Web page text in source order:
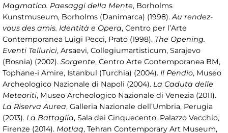
Magmatico. Paesaggi della Mente, Borholms
Kunstmuseum, Borholms (Danimarca) (1998).Au rendez-
vous des amis. Identità e Opera, Centro per l’Arte
Contemporanea Luigi Pecci, Prato (1998). The Opening.
Eventi Tellurici, Arsaevi, Collegiumartisticum, Sarajevo
(Bosnia) (2002). Sorgente, Centro Arte Contemporanea BM,
Tophane-i Amire, Istanbul (Turchia) (2004). Il Pendio, Museo
Archeologico Nazionale di Napoli (2004). La Caduta delle
Meteoriti, Museo Archeologico Nazionale di Venezia (2011).
La Riserva Aurea, Galleria Nazionale dell’Umbria, Perugia
(2013). La Battaglia, Sala dei Cinquecento, Palazzo Vecchio,
Firenze (2014). Motlaq, Tehran Contemporary Art Museum,